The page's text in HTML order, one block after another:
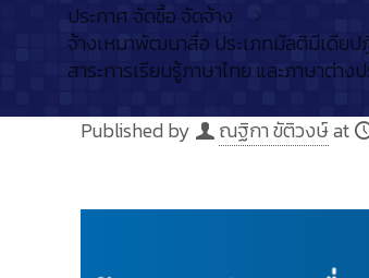
ประกาศ จัดซื้อ จัดจ้าง
จ้างเหมาพัฒนาสื่อ ประเภทมัลติมีเดีย
สาระการเรียนรู้ภาษาไทย และภาษาต่า
Published by ณฐิกา ขัติวงษ์at